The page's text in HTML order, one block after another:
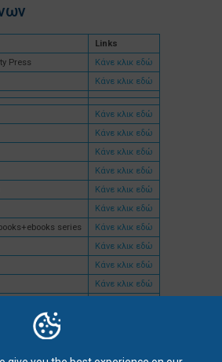
Links
Press
Κάνε κλικ εδώ
Κάνε κλικ εδώ
Κάνε κλικ εδώ
Κάνε κλικ εδώ
Κάνε κλικ εδώ
Κάνε κλικ εδώ
Κάνε κλικ εδώ
Κάνε κλικ εδώ
series
Κάνε κλικ εδώ
Κάνε κλικ εδώ
Κάνε κλικ εδώ
Κάνε κλικ εδώ
Κάνε κλικ εδώ